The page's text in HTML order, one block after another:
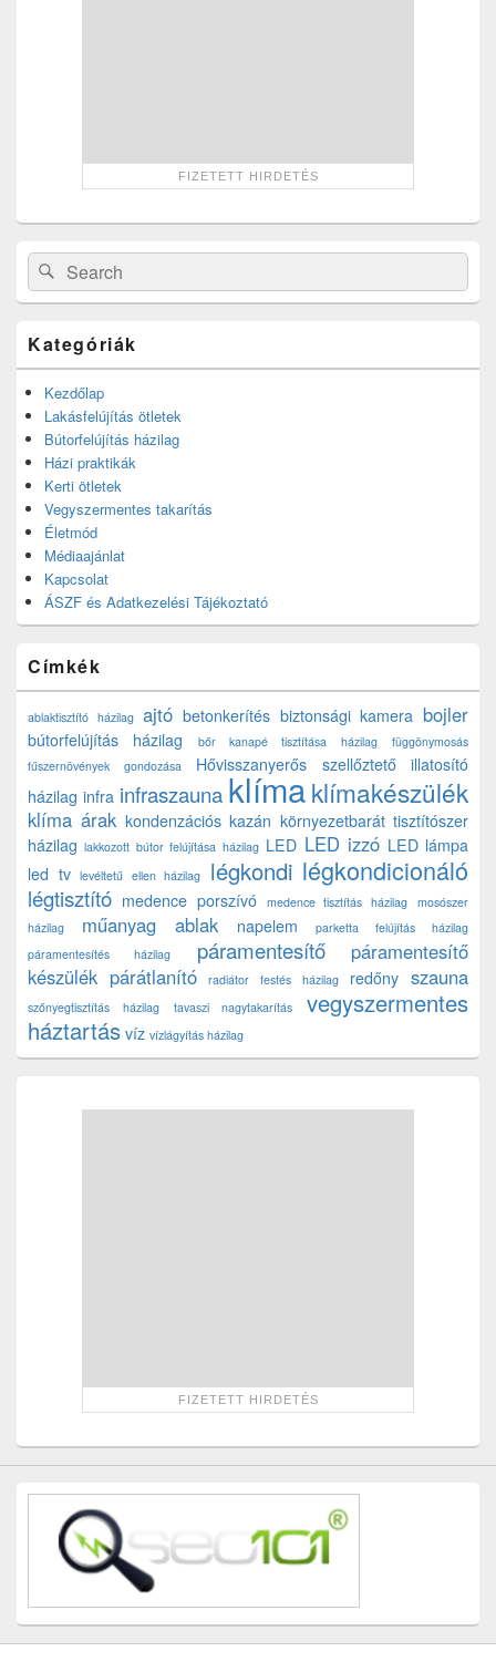
Search
for:
Search
Kategóriák
Kezdőlap
Lakásfelújítás ötletek
Bútorfelújítás házilag
Házi praktikák
Kerti ötletek
Vegyszermentes takarítás
Életmód
Médiaajánlat
Kapcsolat
ÁSZF és Adatkezelési Tájékoztató
Címkék
ablaktisztító házilag ajtó betonkerítés biztonsági kamera bojler
bútorfelújítás házilag bőr kanapé tisztítása házilag
függönymosás
fűszernövények gondozása
Hővisszanyerős szellőztető
illatosító
házilag infra infraszauna klímaklímakészülék
klíma árak kondenzációs kazán környezetbarát tisztítószer
házilag lakkozott bútor felújítása házilag LED LED izzó LED lámpa
led tv levéltetű ellen házilag légkondi légkondicionáló
légtisztító medence porszívó medence tisztítás házilag
mosószer
házilag
műanyag ablak napelem
parketta felújítás házilag
páramentesítés házilag
páramentesítő
páramentesítő
készülék párátlanító radiátor festés házilag redőny szauna
szőnyegtisztítás házilag tavaszi nagytakarítás
vegyszermentes
háztartás víz vízlágyítás házilag